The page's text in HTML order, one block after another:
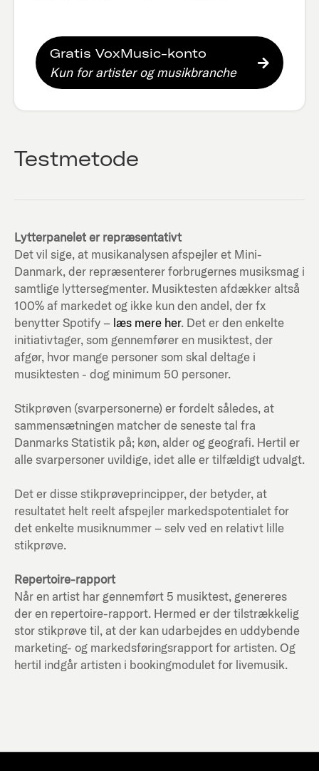
Gratis VoxMusic-konto
Kun for artister og musikbranche
Testmetode
Lytterpanelet er repræsentativt
Det vil sige, at musikanalysen afspejler et Mini-
Danmark, der repræsenterer forbrugernes musiksmag i
samtlige lyttersegmenter. Musiktesten afdækker altså
100% af markedet og ikke kun den andel, der fx
benytter Spotify – læs mere her. Det er den enkelte
initiativtager, som gennemfører en musiktest, der
afgør, hvor mange personer som skal deltage i
musiktesten - dog minimum 50 personer.
Stikprøven (svarpersonerne) er fordelt således, at
sammensætningen matcher de seneste tal fra
Danmarks Statistik på; køn, alder og geografi. Hertil er
alle svarpersoner uvildige, idet alle er tilfældigt udvalgt.
Det er disse stikprøveprincipper, der betyder, at
resultatet helt reelt afspejler markedspotentialet for
det enkelte musiknummer – selv ved en relativt lille
stikprøve.
Repertoire-rapport
Når en artist har gennemført 5 musiktest, genereres
der en repertoire-rapport. Hermed er der tilstrækkelig
stor stikprøve til, at der kan udarbejdes en uddybende
marketing- og markedsføringsrapport for artisten. Og
hertil indgår artisten i bookingmodulet for livemusik.